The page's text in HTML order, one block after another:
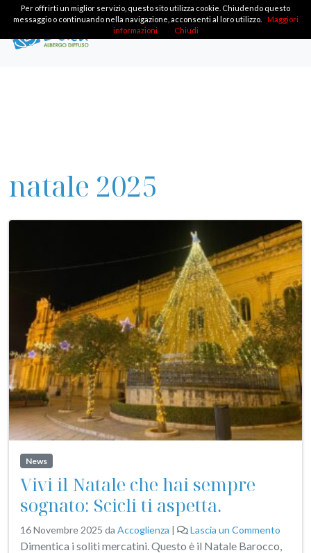
natale 2025
News
Vivi il Natale che hai sempre
sognato: Scicli ti aspetta.
16 Novembre 2025 da Accoglienza | Lascia un Commento
Dimentica i soliti mercatini. Questo è il Natale Barocco,
Per offrirti un miglior servizio, questo sito utilizza cookie. Chiudendo questo
messaggio o continuando nella navigazione, acconsenti al loro utilizzo.
Maggiori
informazioni
Chiudi